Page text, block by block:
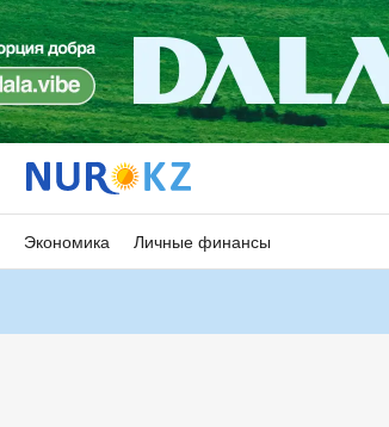
Экономика Личные финансы